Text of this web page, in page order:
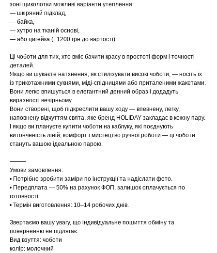
зоні щиколотки можливі варіанти утеплення:
— шкіряний підклад,
— байка,
— хутро на тканій основі,
— або цигейка (+1200 грн до вартості).
Ці чоботи для тих, хто вміє бачити красу в простоті форм і точності
деталей.
Якщо ви шукаєте натхнення, як стилізувати високі чоботи, — носіть їх
із трикотажними сукнями, міді-спідницями або приталеними жакетами.
Вони легко впишуться в елегантний денний образ і додадуть
виразності вечірньому.
Вони створені, щоб підкреслити вашу ходу — впевнену, легку,
наповнену відчуттям свята, яке бренд HOLIDAY закладає в кожну пару.
І якщо ви плануєте купити чоботи на каблуку, які поєднують
витонченість ліній, комфорт і мистецтво ручної роботи — ці чоботи
стануть вашою ідеальною парою.
⸻
Умови замовлення:
• Потрібно зробити заміри по інструкції та надіслати фото.
• Передплата — 50% на рахунок ФОП, залишок оплачується по
готовності.
• Термін виготовлення: 10–14 робочих днів.
Звертаємо вашу увагу, що індивідуальне пошиття обміну та
поверненню не підлягає.
Вид взуття: чоботи
колір: молочний